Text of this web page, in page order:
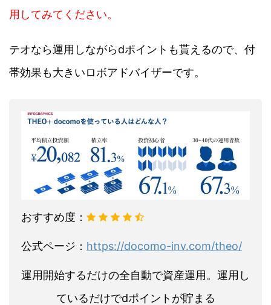
用してみてください。
テオなら運用しながらdポイントも貰えるので、付
帯効果も大きいロボアドバイザーです。
おすすめ度：
公式ページ： https://docomo-inv.com/theo/
運用開始するだけの全自動で資産運用。運用し
ているだけでdポイントが貯まる